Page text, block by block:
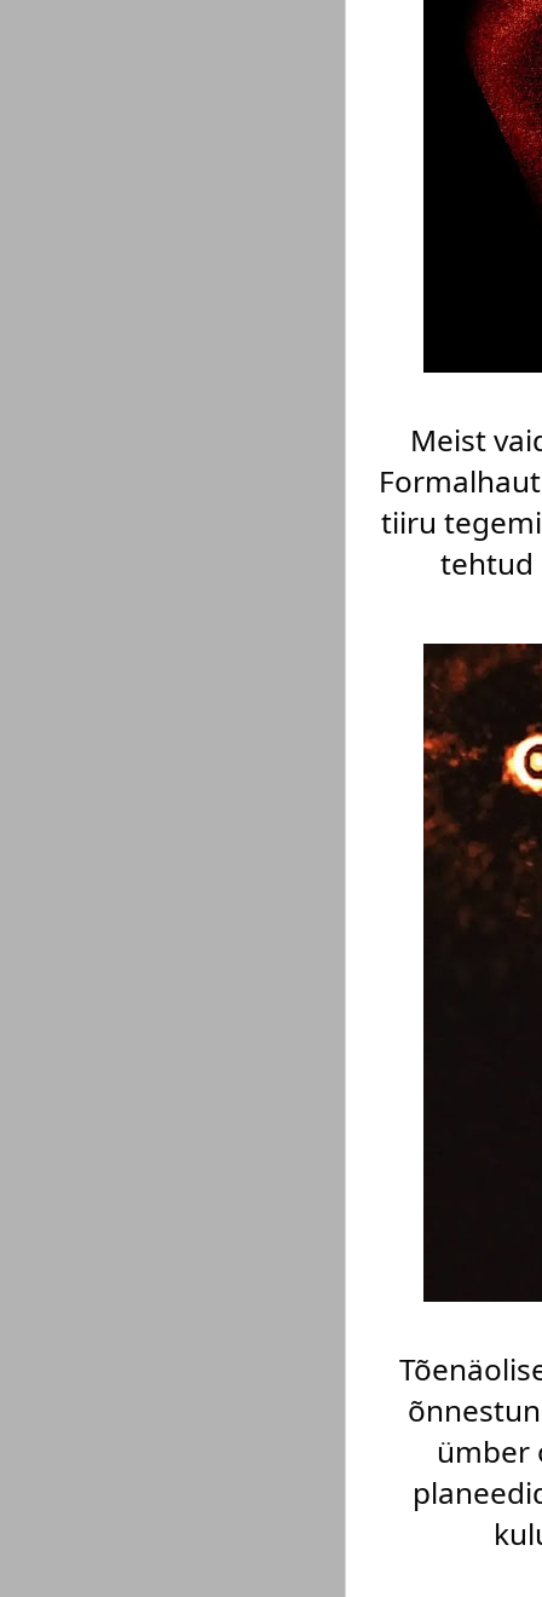
Meist
tiiru
tehtud
ümber